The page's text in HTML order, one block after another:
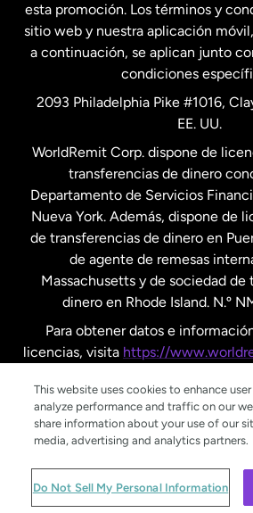
Nueva Zelanda
Países Bajos
Suecia
esta promoción. Los términos y
sitio web y nuestra aplicación
a continuación, se aplican junto
condiciones
2093 Philadelphia Pike #1016,
EE. UU.
WorldRemit Corp. dispone de
transferencias de dinero
Departamento de Servicios
Nueva York. Además, dispone de
de transferencias de dinero en
de agente de remesas
Massachusetts y de sociedad de
dinero en Rhode Island. N.º
Para obtener datos e
licencias, visita https://
© WorldRemit
This website uses cookies to enhance
analyze performance and traffic on our
share information about your use of our
media, advertising and analytics partners.
Do Not Sell My Personal Information